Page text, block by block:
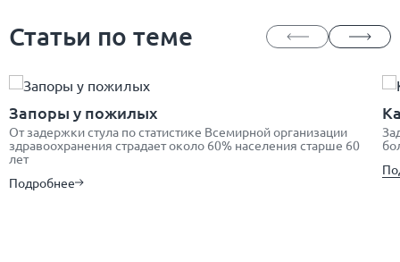
Статьи по теме
Запоры у пожилых
От задержки стула по статистике Всемирной организации
здравоохранения страдает около 60% населения старше 60
лет
Подробнее